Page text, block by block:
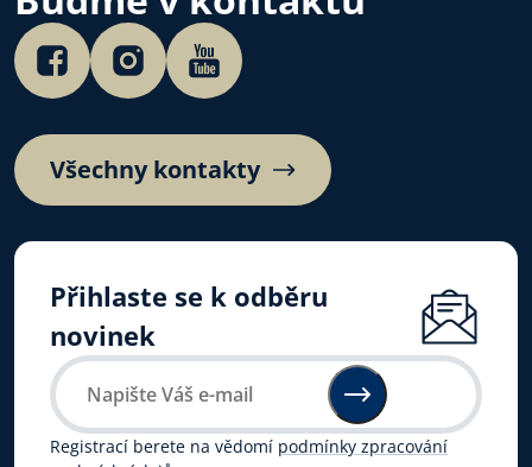
Všechny kontakty
Přihlaste se k odběru
novinek
Registrací berete na vědomí podmínky zpracování